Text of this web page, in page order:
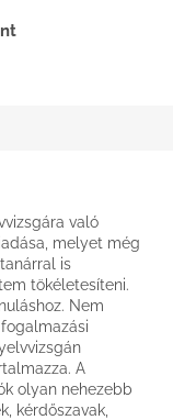
való
melyet még
is
tökéletesíteni.
Nem
A
olyan nehezebb
kérdőszavak,